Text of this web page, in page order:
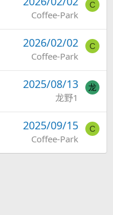
Coffee-Park
C
2026/02/02
Coffee-Park
C
2025/08/13
龙野1
龙
2025/09/15
Coffee-Park
C